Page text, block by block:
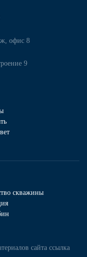
скважины
офис 8
9
сайта ссылка